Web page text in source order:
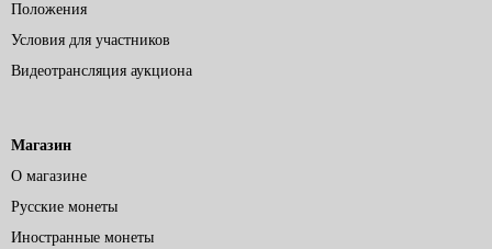
Положения
Условия для участников
Видеотрансляция аукциона
Магазин
О магазине
Русские монеты
Иностранные монеты